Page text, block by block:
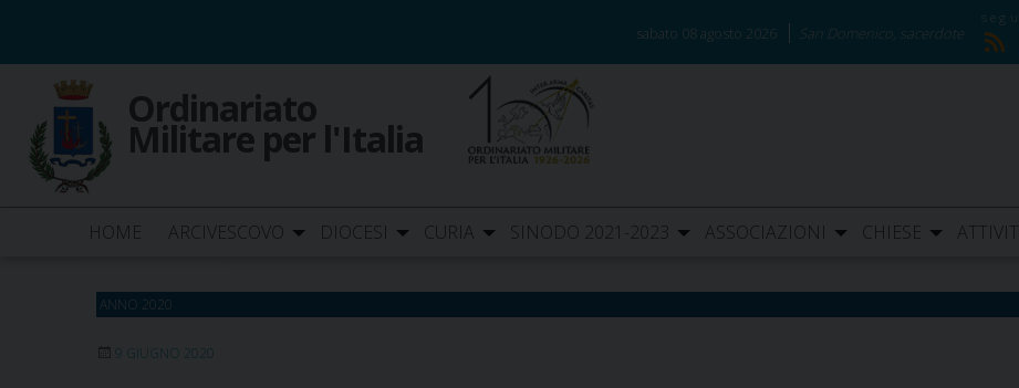
content
sabato 08 agosto 2026 San Domenico, sacerdote
Ordinariato
Militare per l'Italia
HOME ARCIVESCOVO DIOCESI CURIA SINODO 2021-2023 ASSOCIAZIONI CHIESE
ANNO 2020
9 GIUGNO 2020